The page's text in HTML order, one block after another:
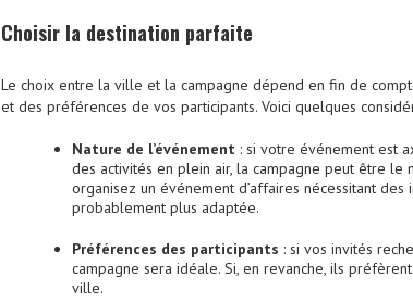
Choisir la destination parfaite
Le choix entre la ville et la campagne dépend en fin de
et des préférences de vos participants. Voici quelques
Nature de l’événement : si votre événement est
des activités en plein air, la campagne peut être le
organisez un événement d’affaires nécessitant
probablement plus adaptée.
Préférences des participants : si vos invités
campagne sera idéale. Si, en revanche, ils
ville.